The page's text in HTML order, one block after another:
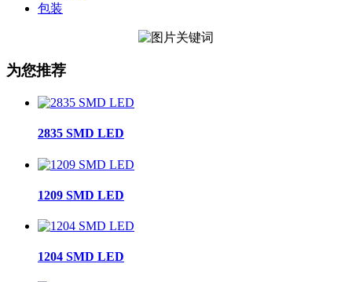
包装
为您推荐
2835 SMD LED
1209 SMD LED
1204 SMD LED